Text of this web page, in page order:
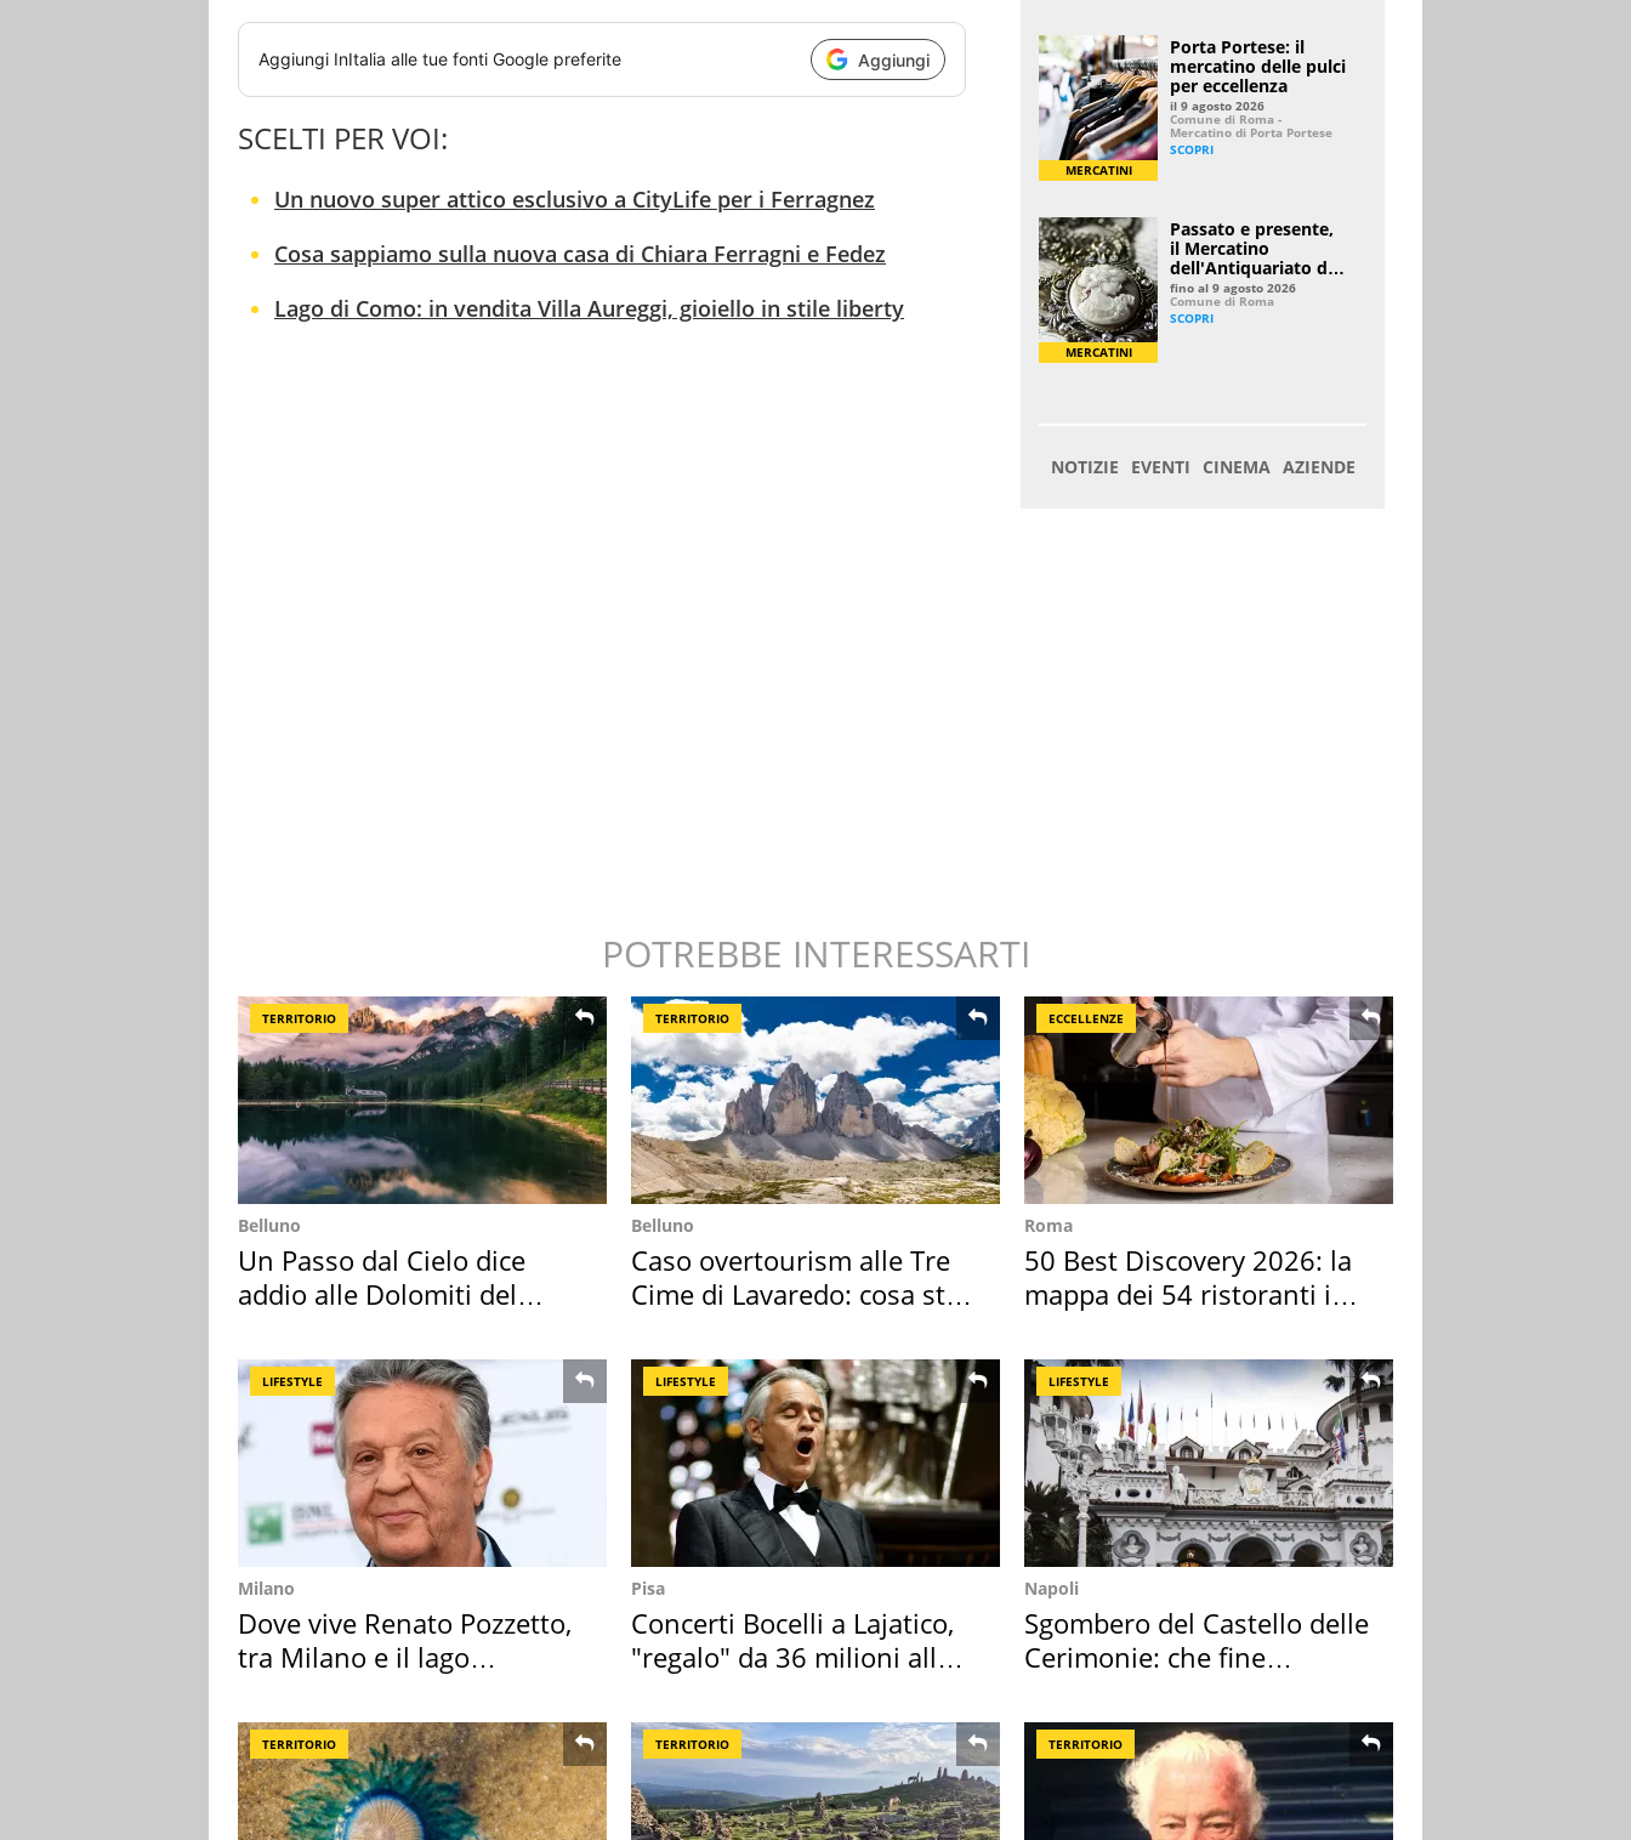
Aggiungi InItalia alle tue fonti Google preferite Aggiungi
SCELTI PER VOI:
Un nuovo super attico esclusivo a CityLife per i Ferragnez
Cosa sappiamo sulla nuova casa di Chiara Ferragni e Fedez
Lago di Como: in vendita Villa Aureggi, gioiello in stile liberty
POTREBBE INTERESSARTI
TERRITORIO
Belluno
Un Passo dal Cielo dice
addio alle Dolomiti del
TERRITORIO
Belluno
Caso overtourism alle Tre
Cime di Lavaredo: cosa sta
ECCELLENZE
Roma
50 Best Discovery 2026: la
mappa dei 54 ristoranti in
LIFESTYLE
Milano
Dove vive Renato Pozzetto,
tra Milano e il lago
LIFESTYLE
Pisa
Concerti Bocelli a Lajatico,
"regalo" da 36 milioni alla
LIFESTYLE
Napoli
Sgombero del Castello delle
Cerimonie: che fine
TERRITORIO TERRITORIO TERRITORIO